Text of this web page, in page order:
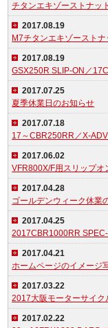
チタンエキゾーストナッ
2017.08.19
M7チタンエキゾースト
2017.08.19
GSX250R SLIP-ON／
2017.07.25
夏季休業日のお知らせ
2017.07.18
17～CBR250RR／X-
2017.06.02
VFR800X/F用スリップ
2017.04.28
ゴールデンウィーク休業
2017.04.25
2017CBR1000RR
2017.04.21
ホームページのイメージ
2017.03.22
2017大阪モーターサイク
2017.02.22